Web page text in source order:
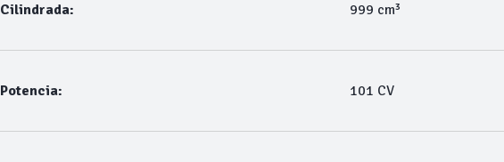
Cilindrada: 999 cm³
Potencia: 101 CV